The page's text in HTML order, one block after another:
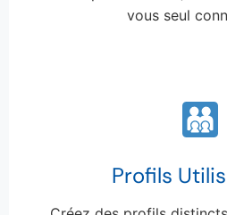
vous seul
Profils